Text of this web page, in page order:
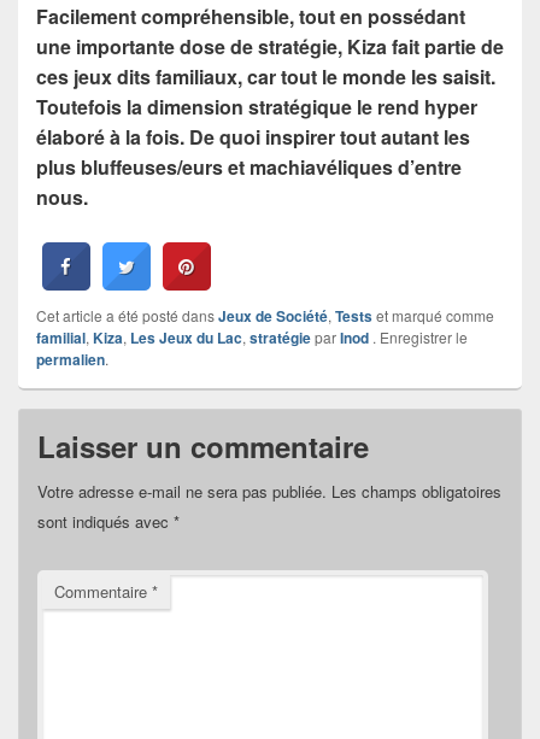
Facilement compréhensible, tout en possédant
une importante dose de stratégie, Kiza fait partie de
ces jeux dits familiaux, car tout le monde les saisit.
Toutefois la dimension stratégique le rend hyper
élaboré à la fois. De quoi inspirer tout autant les
plus bluffeuses/eurs et machiavéliques d’entre
nous.
Cet article a été posté dansJeux de Société, Testset marqué comme
familial, Kiza, Les Jeux du Lac, stratégieparInod . Enregistrer le
permalien.
Laisser un commentaire
Votre adresse e-mail ne sera pas publiée. Les champs obligatoires
sont indiqués avec *
Commentaire *